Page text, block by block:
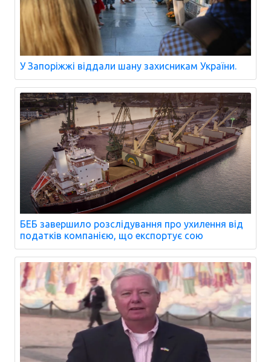
У Запоріжжі віддали шану захисникам України.
БЕБ завершило розслідування про ухилення від
податків компанією, що експортує сою